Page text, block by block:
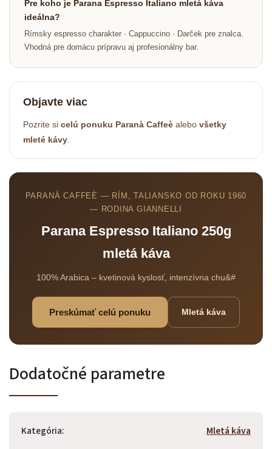
Pre koho je Parana Espresso Italiano mletá káva
ideálna?
Rímsky espresso charakter · Cappuccino · Darček pre znalca.
Vhodná pre domácu prípravu aj profesionálny bar.
Objavte viac
Pozrite si celú ponuku Paranà Caffeè alebo všetky
mleté kávy
PARANÀ CAFFEÈ — RÍM, TALIANSKO OD ROKU 1960
— RODINA GIANNELLI
Parana Espresso Italiano 250g
mletá káva
100% Arabica – kvetinová kyslosť, intenzívna chu&#
Preskúmať celú ponuku Mletá káva
Dodatočné parametre
Kategória:
Mletá káva